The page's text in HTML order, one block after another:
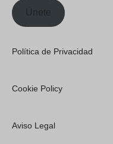
Únete
Política de Privacidad
Cookie Policy
Aviso Legal